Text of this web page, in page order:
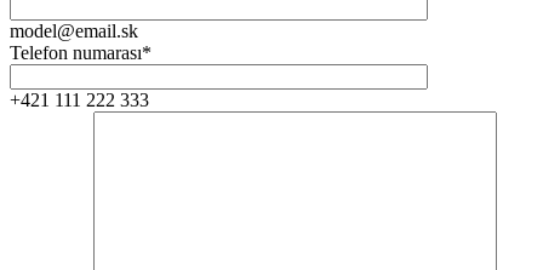
model@email.sk
Telefon numarası*
+421 111 222 333